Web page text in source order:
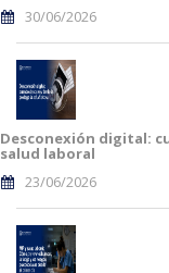
30/06/2026
Desconexión digital:
salud laboral
23/06/2026